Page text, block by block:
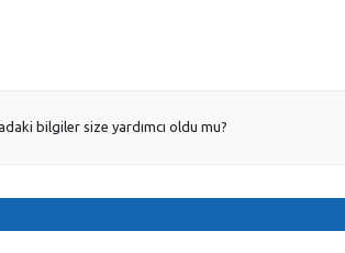
bilgiler size yardımcı oldu mu?